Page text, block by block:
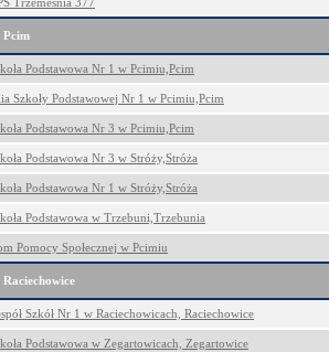
Pcim
Podstawowa Nr 1 w Pcimiu,Pcim
Szkoły Podstawowej Nr 1 w Pcimiu,Pcim
Podstawowa Nr 3 w Pcimiu,Pcim
Podstawowa Nr 3 w Stróży,Stróża
Podstawowa Nr 1 w Stróży,Stróża
Podstawowa w Trzebuni,Trzebunia
Pomocy Społecznej w Pcimiu
Szkół Nr 1 w Raciechowicach, Raciechowice
Podstawowa w Zegartowicach, Zegartowice